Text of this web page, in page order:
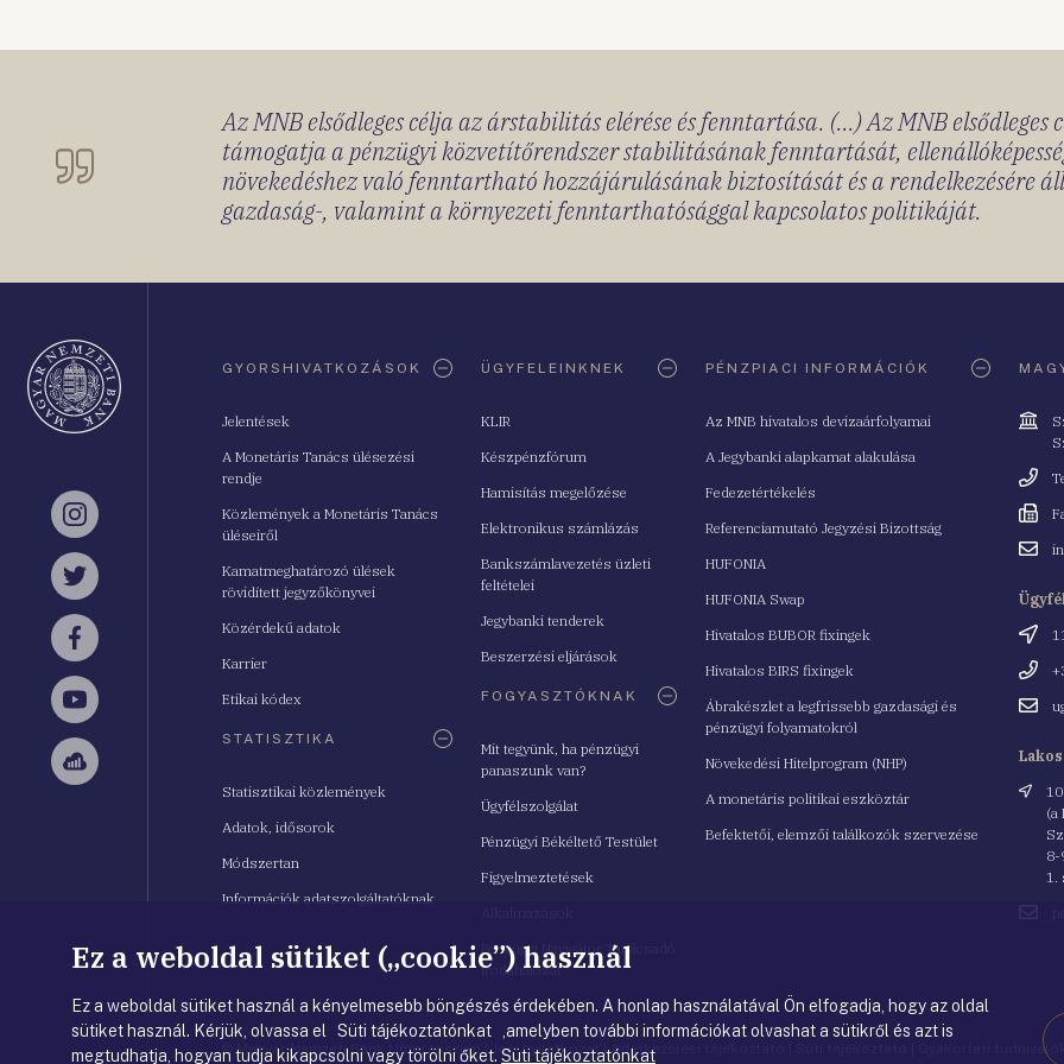
Az MNB elsődleges célja az árstabilitás elérése és fenntartása. (...) Az MNB elsődleges
támogatja a pénzügyi közvetítőrendszer stabilitásának fenntartását,
növekedéshez való fenntartható hozzájárulásának biztosítását és a rendelkezésére
gazdaság-, valamint a környezeti fenntarthatósággal kapcsolatos politikáját.
Instagram
Twitter
Facebook
YouTube
Sellsy
GYORSHIVATKOZÁSOK
Jelentések
A Monetáris Tanács ülésezési
rendje
Közlemények a Monetáris Tanács
üléseiről
Kamatmeghatározó ülések
rövidített jegyzőkönyvei
Közérdekű adatok
Karrier
Etikai kódex
STATISZTIKA
Statisztikai közlemények
Adatok, idősorok
Módszertan
Információk adatszolgáltatóknak
ÜGYFELEINKNEK
KLIR
Készpénzfórum
Hamisítás megelőzése
Elektronikus számlázás
Bankszámlavezetés üzleti
feltételei
Jegybanki tenderek
Beszerzési eljárások
FOGYASZTÓKNAK
Mit tegyünk, ha pénzügyi
panaszunk van?
Ügyfélszolgálat
Pénzügyi Békéltető Testület
Figyelmeztetések
Pénzügyi Navigátor Tanácsadó
Irodahálózat
PÉNZPIACI INFORMÁCIÓK
Az MNB hivatalos devizaárfolyamai
A Jegybanki alapkamat alakulása
Fedezetértékelés
Referenciamutató Jegyzési Bizottság
HUFONIA
HUFONIA Swap
Hivatalos BUBOR fixingek
Hivatalos BIRS fixingek
Ábrakészlet a legfrissebb gazdasági és
pénzügyi folyamatokról
Növekedési Hitelprogram (NHP)
A monetáris politikai eszköztár
Befektetői, elemzői találkozók szervezése
Cím
Fax
Email
Cím
Email
Cím
(a
8-
1.
© Magyar Nemzeti Bank |Impresszum |Jogi nyilatkozat|Adatkezelési tájékoztató Gyakorlati
Ez a weboldal sütiket („cookie”) használ
Ez a weboldal sütiket használ a kényelmesebb böngészés érdekében. A honlap használatával Ön elfogadja, hogy az oldal
sütiket használ. Kérjük, olvassa el Süti tájékoztatónkat ,amelyben további információkat olvashat a sütikről és azt is
megtudhatja, hogyan tudja kikapcsolni vagy törölni őket. Süti tájékoztatónkat